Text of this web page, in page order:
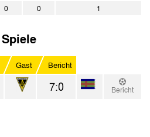
0 0 1
Spiele
Gast Bericht
7:0 Bericht